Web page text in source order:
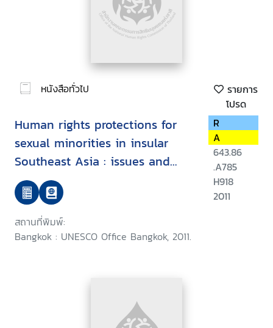
หนังสือทั่วไป
รายการ
โปรด
Human rights protections for
sexual minorities in insular
Southeast Asia : issues and
implications for effective HIV
prevention
สถานที่พิมพ์:
Bangkok : UNESCO Office Bangkok, 2011.
R
A
643.86
.A785
H918
2011